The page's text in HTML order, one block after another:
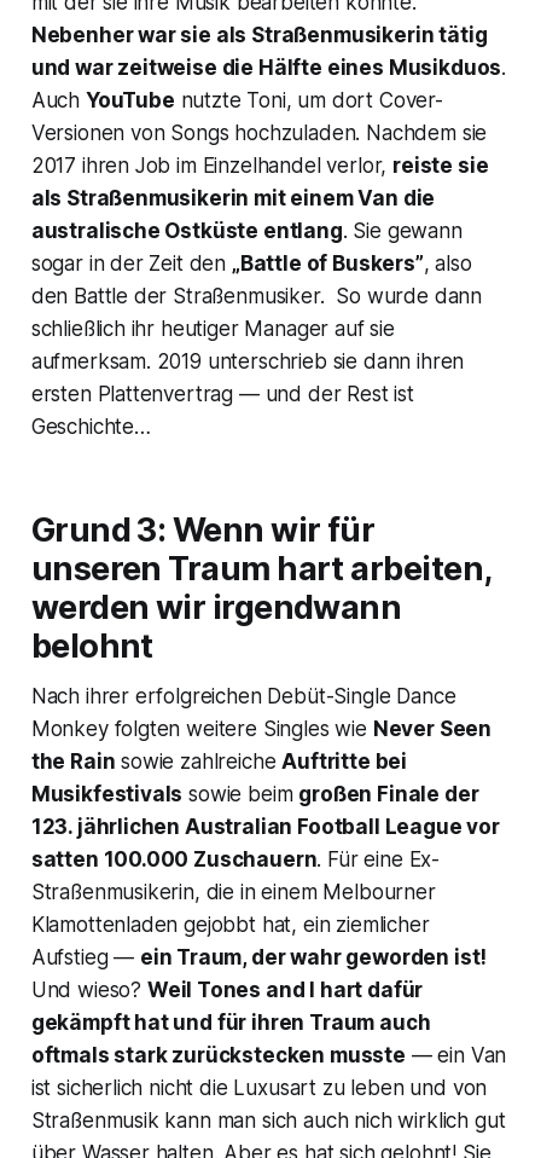
Nebenher war sie als Straßenmusikerin tätig
und war zeitweise die Hälfte eines Musikduos.
Auch YouTube nutzte Toni, um dort Cover-
Versionen von Songs hochzuladen. Nachdem sie
2017 ihren Job im Einzelhandel verlor, reiste sie
als Straßenmusikerin mit einem Van die
australische Ostküste entlang. Sie gewann
sogar in der Zeit den „Battle of Buskers”, also
den Battle der Straßenmusiker. So wurde dann
schließlich ihr heutiger Manager auf sie
aufmerksam. 2019 unterschrieb sie dann ihren
ersten Plattenvertrag — und der Rest ist
Geschichte…
Grund 3: Wenn wir für
unseren Traum hart arbeiten,
werden wir irgendwann
belohnt
Nach ihrer erfolgreichen Debüt-Single Dance
Monkeyfolgten weitere Singles wie Never Seen
the Rain sowie zahlreicheAuftritte bei
Musikfestivals sowie beim großen Finale der
123. jährlichen Australian Football League vor
satten 100.000 Zuschauern. Für eine Ex-
Straßenmusikerin, die in einem Melbourner
Klamottenladen gejobbt hat, ein ziemlicher
Aufstieg — ein Traum, der wahr geworden ist!
Und wieso? Weil Tones and I hart dafür
gekämpft hat und für ihren Traum auch
oftmals stark zurückstecken musste — ein Van
ist sicherlich nicht die Luxusart zu leben und von
Straßenmusik kann man sich auch nich wirklich gut